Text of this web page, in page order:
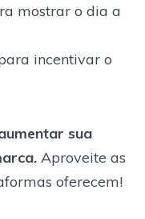
mostrar o dia a
incentivar o
sua
Aproveite as
oferecem!